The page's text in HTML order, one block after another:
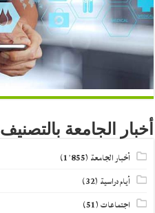
أخبار الجامعة بالتصنيف
أخبار الجامعة (1٬855)
أيام دراسية (32)
اجتماعات(51)